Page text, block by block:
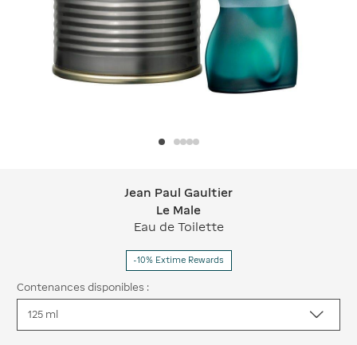
Jean Paul Gaultier Le Male
Jean Paul Gaultier
Le Male
Eau de Toilette
-10% Extime Rewards
Contenances disponibles :